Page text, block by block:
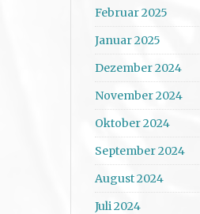
Februar 2025
Januar 2025
Dezember 2024
November 2024
Oktober 2024
September 2024
August 2024
Juli 2024